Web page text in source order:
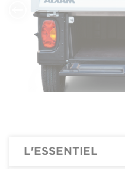
L'ESSENTIEL